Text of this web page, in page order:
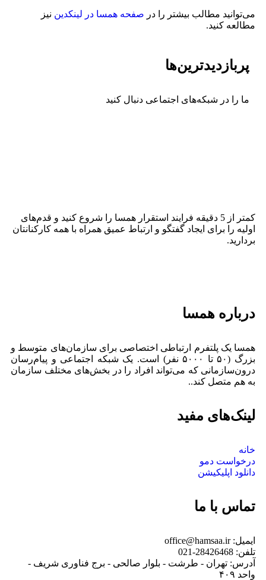
می‌توانید مطالب بیشتر را در صفحه همسا در لینکدین نیز
مطالعه کنید.
پربازدیدترین‌ها
ما را در شبکه‌های اجتماعی دنبال کنید
کمتر از 5 دقیقه فرایند استقرار همسا را شروع کنید و قدم‌های
اولیه را برای ایجاد گفتگو و ارتباط عمیق همراه با همه کارکنانتان
بردارید.
درباره همسا
همسا یک پلتفرم ارتباطی اختصاصی برای سازمان‌های متوسط و
بزرگ (۵۰ تا ۵۰۰۰ نفر) است. یک شبکه اجتماعی و پیام‌رسان
درون‌سازمانی که می‌تواند افراد را در بخش‌های مختلف سازمان
به هم متصل کند..
لینک‌های مفید
خانه
درخواست دمو
دانلود اپلیکیشن
تماس با ما
ایمیل: office@hamsaa.ir
تلفن: 28426468-021
آدرس: تهران - طرشت - بلوار صالحی - برج فناوری شریف -
واحد ۴۰۹